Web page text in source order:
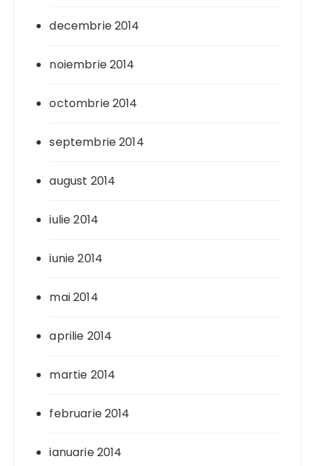
decembrie 2014
noiembrie 2014
octombrie 2014
septembrie 2014
august 2014
iulie 2014
iunie 2014
mai 2014
aprilie 2014
martie 2014
februarie 2014
ianuarie 2014